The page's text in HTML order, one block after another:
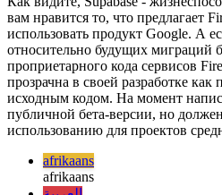
Заключение
Как видите, Supabase -
вам нравится то, что предлагает
использовать продукт Google. А
относительно будущих миграций
проприетарного кода сервисов
прозрачна в своей разработке как
исходным кодом. На момент
публичной бета-версии, но
использованию для проектов